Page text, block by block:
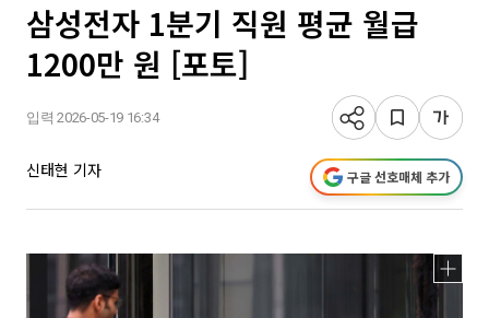
삼성전자 1분기 직원 평균 월급
1200만 원 [포토]
입력 2026-05-19 16:34
신태현 기자 구글 선호매체 추가